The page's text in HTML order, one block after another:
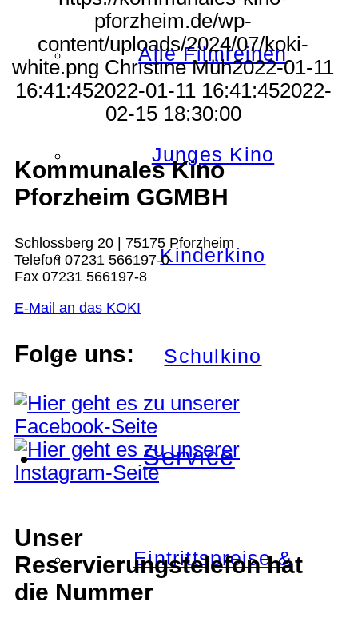
Alle Filmreihen
Junges Kino
Kinderkino
Schulkino
Service
Eintrittspreise &
pforzheim.de/wp-
content/uploads/2024/07/koki-
white.png Christine Müh2022-01-11
16:41:452022-01-11 16:41:452022-
02-15 18:30:00
Kommunales Kino
Pforzheim GGMBH
Schlossberg 20 | 75175 Pforzheim
Telefon 07231 566197-0
Fax 07231 566197-8
E-Mail an das KOKI
Folge uns:
Unser
Reservierungstelefon hat
die Nummer